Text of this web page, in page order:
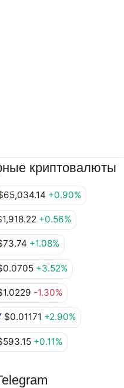
криптовалюты
+0.90%
+0.56%
+1.08%
+3.52%
-1.30%
$0.01171 +2.90%
+0.11%